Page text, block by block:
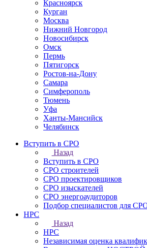
Красноярск
Курган
Москва
Нижний Новгород
Новосибирск
Омск
Пермь
Пятигорск
Ростов-на-Дону
Самара
Симферополь
Тюмень
Уфа
Ханты-Мансийск
Челябинск
Вступить в СРО
Назад
Вступить в СРО
СРО строителей
СРО проектировщиков
СРО изыскателей
СРО энергоаудиторов
Подбор специалистов для
НРС
Назад
НРС
Независимая оценка